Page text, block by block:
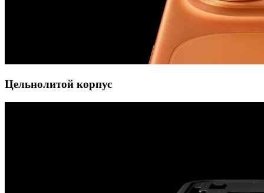
Цельнолитой корпус